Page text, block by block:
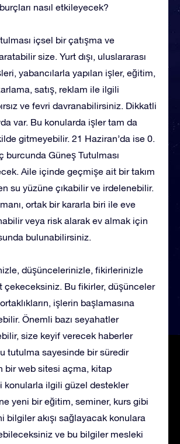
nasıl etkileyecek?
içsel bir çatışma ve
size. Yurt dışı, uluslararası
yabancılarla yapılan işler, eğitim,
satış, reklam ile ilgili
ve fevri davranabilirsiniz. Dikkatli
var. Bu konularda işler tam da
gitmeyebilir. 21 Haziran’da ise 0.
burcunda Güneş Tutulması
Aile içinde geçmişe ait bir takım
su yüzüne çıkabilir ve irdelenebilir.
ortak bir kararla biri ile eve
veya risk alarak ev almak için
bulunabilirsiniz.
düşüncelerinizle, fikirlerinizle
çekeceksiniz. Bu fikirler, düşünceler
işlerin başlamasına
Önemli bazı seyahatler
size keyif verecek haberler
tutulma sayesinde bir süredir
bir web sitesi açma, kitap
konularla ilgili güzel destekler
yeni bir eğitim, seminer, kurs gibi
bilgiler akışı sağlayacak konulara
ve bu bilgiler mesleki